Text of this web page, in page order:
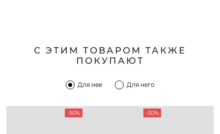
С ЭТИМ ТОВАРОМ ТАКЖЕ
ПОКУПАЮТ
Для нее Для него
-50% -50%